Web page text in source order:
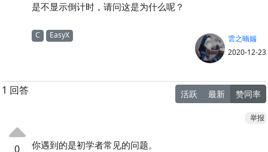
是不显示倒计时，请问这是为什么呢？
C EasyX
雲之暔媏
2020-12-23
1 回答 活跃 最新 赞同率
举报
0 你遇到的是初学者常见的问题。